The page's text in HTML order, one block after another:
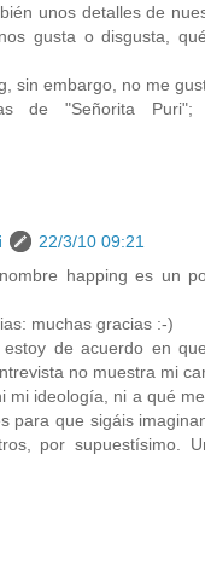
unos detalles de
gusta o disgusta,
sin embargo, no me
de "Señorita Puri";
22/3/10 09:21
happing es un
muchas gracias :-)
estoy de acuerdo en
no muestra mi
mi ideología, ni a qué
para que sigáis
por supuestísimo.